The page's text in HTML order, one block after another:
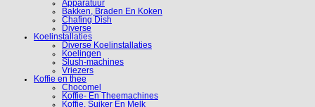
Apparatuur
Bakken, Braden En Koken
Chafing Dish
Diverse
Koelinstallaties
Diverse Koelinstallaties
Koelingen
Slush-machines
Vriezers
Koffie en thee
Chocomel
Koffie- En Theemachines
Koffie, Suiker En Melk